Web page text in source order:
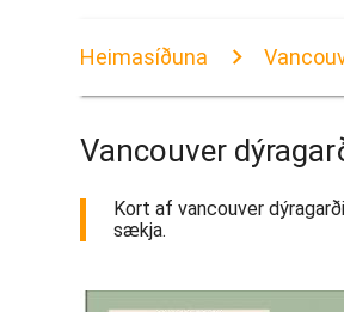
Heimasíðuna
Vancouver
Kort af vancouver
sækja.